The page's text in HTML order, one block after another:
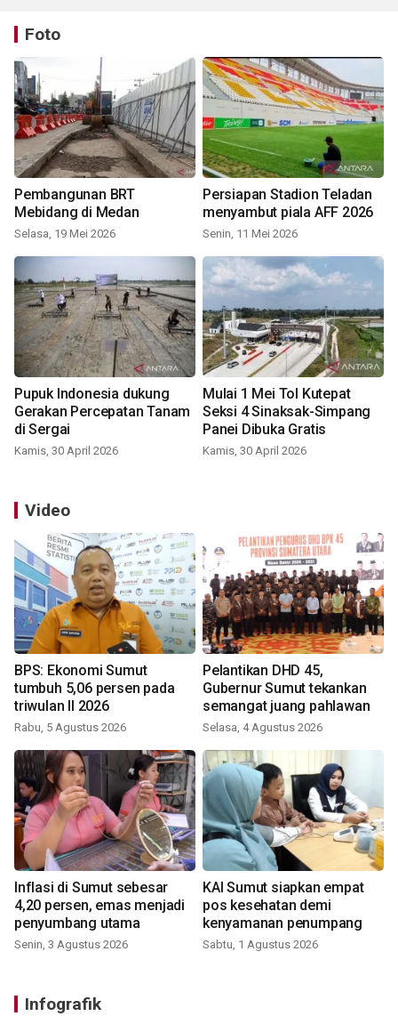
Foto
Pembangunan BRT
Mebidang di Medan
Selasa, 19 Mei 2026
Persiapan Stadion Teladan
menyambut piala AFF 2026
Senin, 11 Mei 2026
Pupuk Indonesia dukung
Gerakan Percepatan Tanam
di Sergai
Kamis, 30 April 2026
Mulai 1 Mei Tol Kutepat
Seksi 4 Sinaksak-Simpang
Panei Dibuka Gratis
Kamis, 30 April 2026
Video
BPS: Ekonomi Sumut
tumbuh 5,06 persen pada
triwulan II 2026
Rabu, 5 Agustus 2026
Pelantikan DHD 45,
Gubernur Sumut tekankan
semangat juang pahlawan
Selasa, 4 Agustus 2026
Inflasi di Sumut sebesar
4,20 persen, emas menjadi
penyumbang utama
Senin, 3 Agustus 2026
KAI Sumut siapkan empat
pos kesehatan demi
kenyamanan penumpang
Sabtu, 1 Agustus 2026
Infografik